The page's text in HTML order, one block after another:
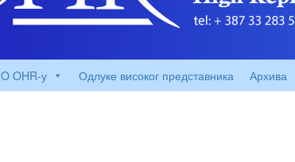
O OHR-у Одлуке високог представника Архива